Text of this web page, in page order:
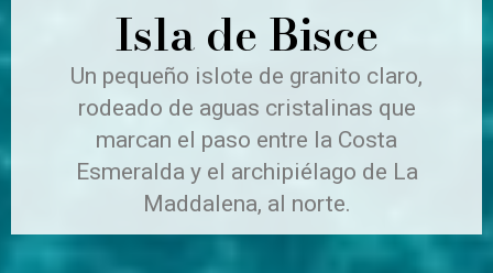
Isla de Bisce
Un pequeño islote de granito claro,
rodeado de aguas cristalinas que
marcan el paso entre la Costa
Esmeralda y el archipiélago de La
Maddalena, al norte.